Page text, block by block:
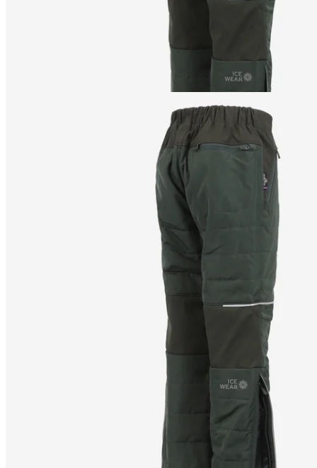
Isolierte Schneehose
aus Wolle für Kinder